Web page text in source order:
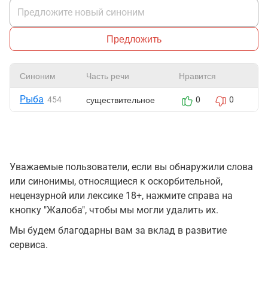
Предложить
Синоним Часть речи Нравится
Рыба 454 существительное 0 0
Уважаемые пользователи, если вы обнаружили слова
или синонимы, относящиеся к оскорбительной,
нецензурной или лексике 18+, нажмите справа на
кнопку "Жалоба", чтобы мы могли удалить их.
Мы будем благодарны вам за вклад в развитие
сервиса.